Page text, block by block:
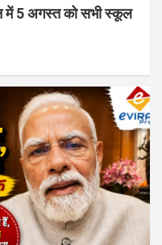
में 5 अगस्त को सभी स्कूल